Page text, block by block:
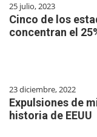
25 julio, 2023
Cinco de los
concentran el
23 diciembre, 2022
Expulsiones de
historia de EEUU